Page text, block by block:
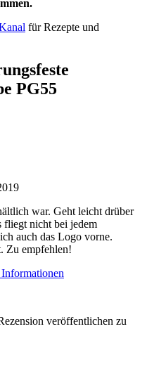
für Rezepte und
PG55
war. Geht leicht drüber
fliegt nicht bei jedem
auch das Logo vorne.
Zu empfehlen!
veröffentlichen zu